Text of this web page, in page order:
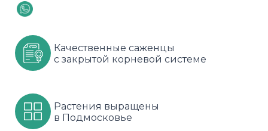
Черешни
Шарафуга
Шелковица
Яблони
Рябина черноплодная
Смородина
Сортовые
Черника
Розы фиолетовые
Сиреневые
Спрей
Флорибунда
Качественные саженцы
с закрытой корневой системе
Растения выращены
в Подмосковье